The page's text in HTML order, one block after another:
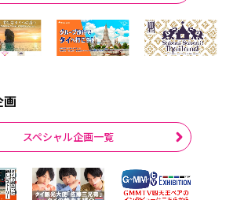
画
スペシャル企画一覧